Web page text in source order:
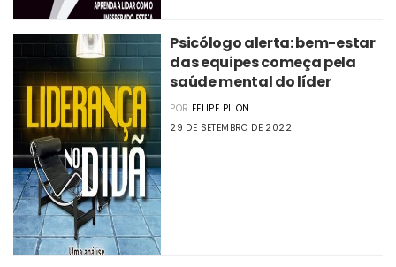
Psicólogo alerta: bem-estar
das equipes começa pela
saúde mental do líder
POR FELIPE PILON
29 DE SETEMBRO DE 2022